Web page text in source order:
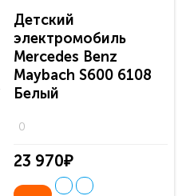
Детский
электромобиль
Mercedes Benz
Maybach S600 6108
Белый
0
23 970₽